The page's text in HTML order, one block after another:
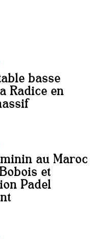
basse
Radice en
au Maroc
et
Padel